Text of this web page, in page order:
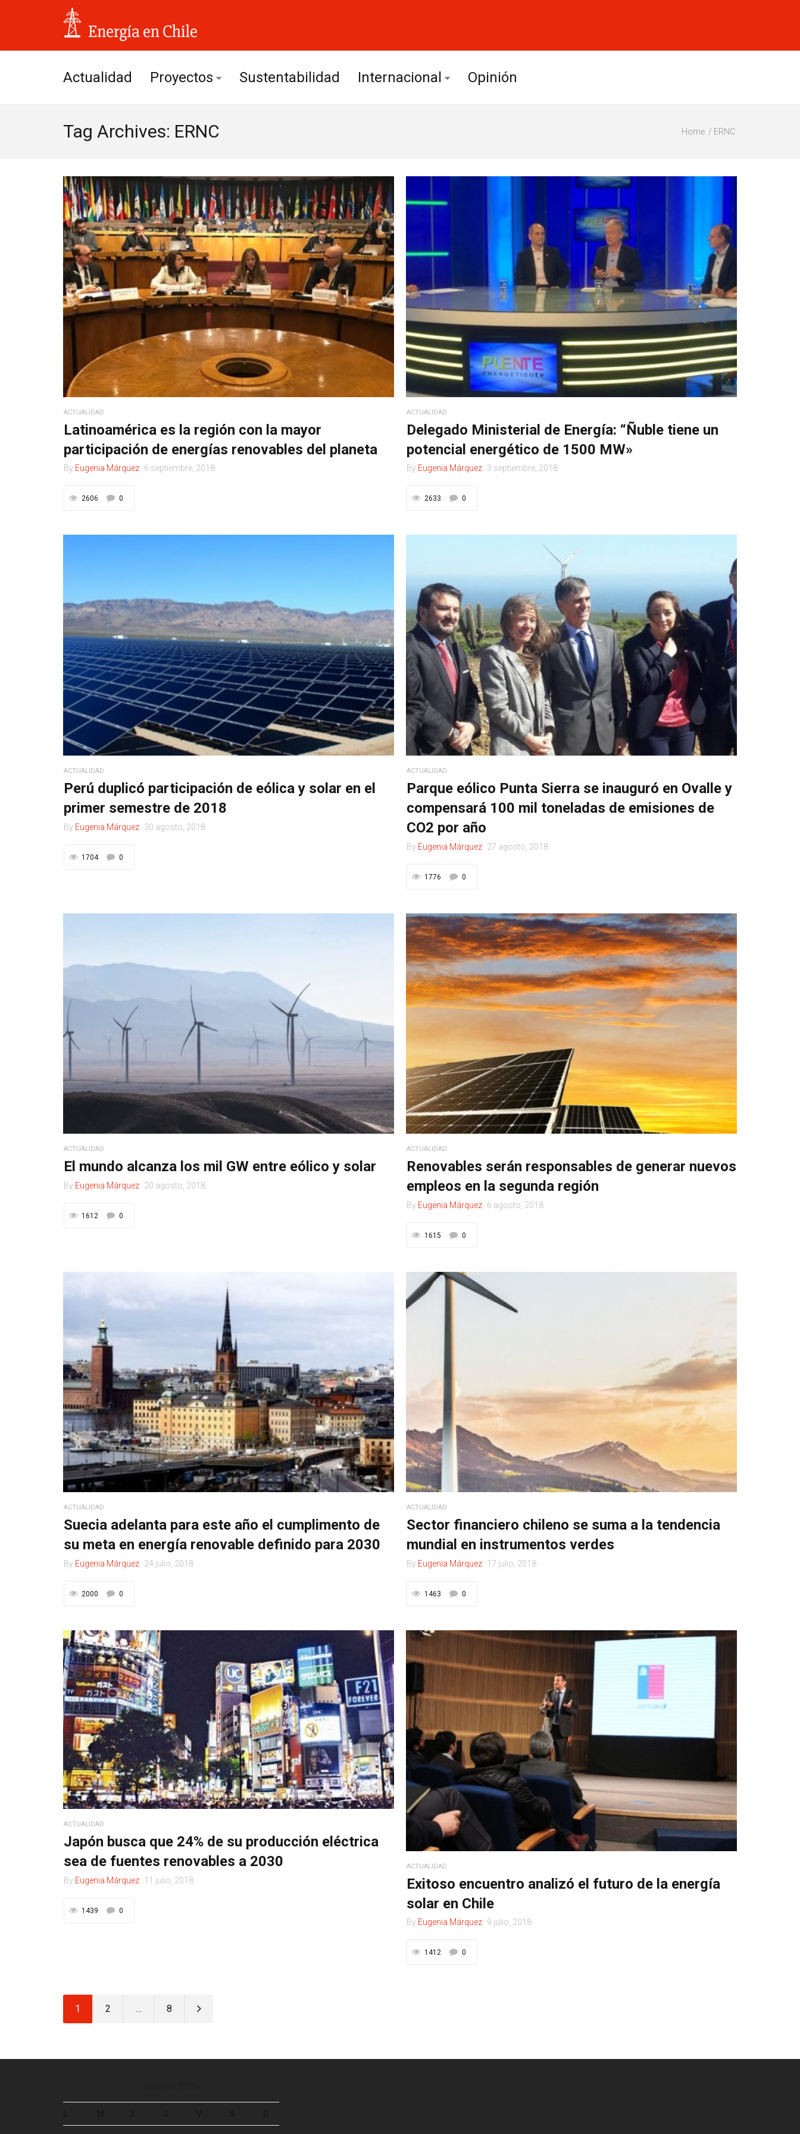
Actualidad Proyectos
Eólicos
Sustentabilidad Internacional Opinión
Tag Archives: ERNC Home ERNC
ACTUALIDAD
Latinoamérica es la región con la mayor
participación de energías renovables del planeta
By Eugenia Márquez 6 septiembre, 2018
2606 0
ACTUALIDAD
Delegado Ministerial de Energía: “Ñuble tiene un
potencial energético de 1500 MW»
By Eugenia Márquez 3 septiembre, 2018
2633 0
ACTUALIDAD
Perú duplicó participación de eólica y solar en el
primer semestre de 2018
By Eugenia Márquez 30 agosto, 2018
1704 0
ACTUALIDAD
Parque eólico Punta Sierra se inauguró en Ovalle y
compensará 100 mil toneladas de emisiones de
CO2 por año
By Eugenia Márquez 27 agosto, 2018
1776 0
ACTUALIDAD
El mundo alcanza los mil GW entre eólico y solar
By Eugenia Márquez 20 agosto, 2018
1612 0
ACTUALIDAD
Renovables serán responsables de generar nuevos
empleos en la segunda región
By Eugenia Márquez 6 agosto, 2018
1615 0
ACTUALIDAD
Suecia adelanta para este año el cumplimento de
su meta en energía renovable definido para 2030
By Eugenia Márquez 24 julio, 2018
2000 0
ACTUALIDAD
Sector financiero chileno se suma a la tendencia
mundial en instrumentos verdes
By Eugenia Márquez 17 julio, 2018
1463 0
ACTUALIDAD
Japón busca que 24% de su producción eléctrica
sea de fuentes renovables a 2030
By Eugenia Márquez 11 julio, 2018
1439 0
ACTUALIDAD
Exitoso encuentro analizó el futuro de la energía
solar en Chile
By Eugenia Márquez 9 julio, 2018
1412 0
1 2 … 8